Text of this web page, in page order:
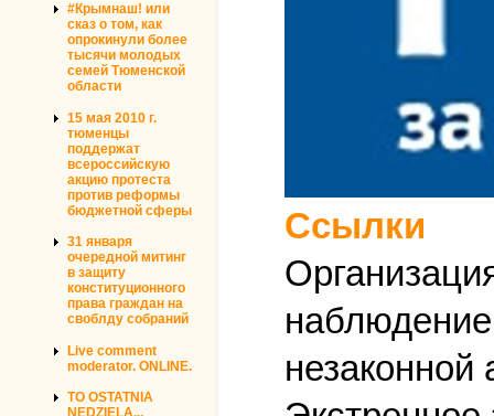
#Крымнаш! или
сказ о том, как
опрокинули более
тысячи молодых
семей Тюменской
области
15 мая 2010 г.
тюменцы
поддержат
всероссийскую
акцию протеста
против реформы
бюджетной сферы
31 января
очередной митинг
в защиту
конституционного
права граждан на
своблду собраний
Live comment
moderator. ONLINE.
TO OSTATNIA
NEDZIELA...
Ссылки
незаконной